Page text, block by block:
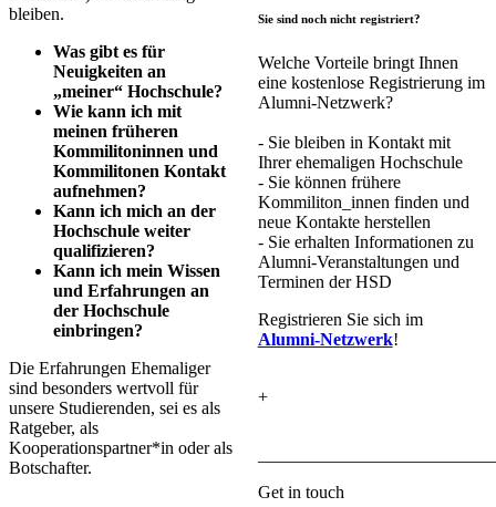
bleiben.
Was gibt es für
Neuigkeiten an
„meiner“ Hochschule?
Wie kann ich mit
meinen früheren
Kommilitoninnen und
Kommilitonen Kontakt
aufnehmen?
Kann ich mich an der
Hochschule weiter
qualifizieren?
Kann ich mein Wissen
und Erfahrungen an
der Hochschule
einbringen?
Die Erfahrungen Ehemaliger
sind besonders wertvoll für
unsere Studierenden, sei es als
Ratgeber, als
Kooperationspartner*in oder als
Botschafter.
Sie sind noch nicht registriert?
Welche Vorteile bringt Ihnen
eine kostenlose Registrierung im
Alumni-Netzwerk?
- Sie bleiben in Kontakt mit
Ihrer ehemaligen Hochschule
- Sie können frühere
Kommiliton_innen finden und
neue Kontakte herstellen
- Sie erhalten Informationen zu
Alumni-Veranstaltungen und
Terminen der HSD
Registrieren Sie sich im
Alumni-Netzwerk!
+
Get in touch